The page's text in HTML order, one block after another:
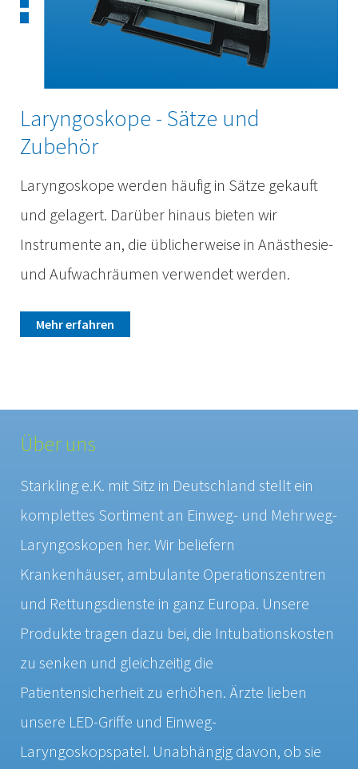
Laryngoskope - Sätze und
Zubehör
Laryngoskope werden häufig in Sätze gekauft
und gelagert. Darüber hinaus bieten wir
Instrumente an, die üblicherweise in Anästhesie-
und Aufwachräumen verwendet werden.
Mehr erfahren
Über uns
Starkling e.K. mit Sitz in Deutschland stellt ein
komplettes Sortiment an Einweg- und Mehrweg-
Laryngoskopen her. Wir beliefern
Krankenhäuser, ambulante Operationszentren
und Rettungsdienste in ganz Europa. Unsere
Produkte tragen dazu bei, die Intubationskosten
zu senken und gleichzeitig die
Patientensicherheit zu erhöhen. Ärzte lieben
unsere LED-Griffe und Einweg-
Laryngoskopspatel. Unabhängig davon, ob sie